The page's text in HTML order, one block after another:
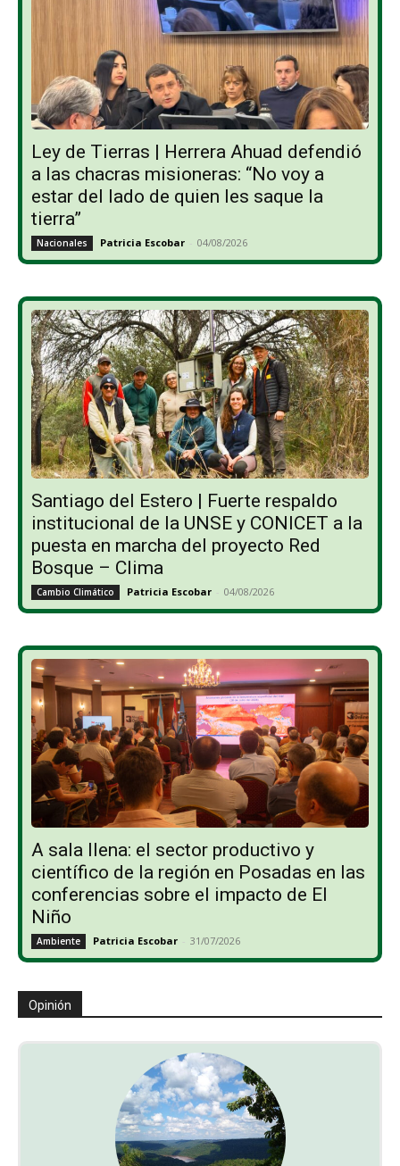
Ley de Tierras | Herrera Ahuad defendió
a las chacras misioneras: “No voy a
estar del lado de quien les saque la
tierra”
Nacionales Patricia Escobar - 04/08/2026
Santiago del Estero | Fuerte respaldo
institucional de la UNSE y CONICET a la
puesta en marcha del proyecto Red
Bosque – Clima
Cambio Climático Patricia Escobar - 04/08/2026
A sala llena: el sector productivo y
científico de la región en Posadas en las
conferencias sobre el impacto de El
Niño
Ambiente Patricia Escobar - 31/07/2026
Opinión